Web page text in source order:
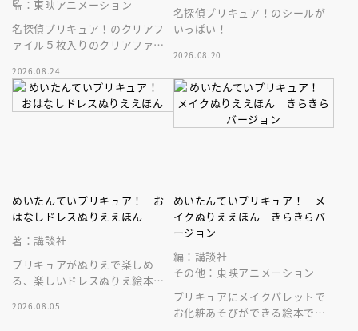
監：東映アニメーション
名探偵プリキュア！のクリアフ
ァイル５枚入りのクリアファイ
2026.08.24
名探偵プリキュア！のシールが
いっぱい！
2026.08.20
めいたんていプリキュア！ お
はなしドレスぬりええほん
著：講談社
プリキュアがぬりえで楽しめ
る、楽しいドレスぬりえ絵本で
を完成させてね！
2026.08.05
めいたんていプリキュア！ メ
イクぬりええほん きらきらバ
ージョン
編：講談社
その他：東映アニメーション
プリキュアにメイクパレットで
お化粧あそびができる絵本で